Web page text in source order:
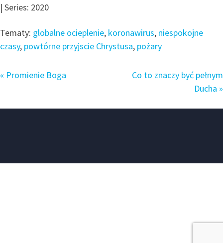
| Series: 2020
Tematy: globalne ocieplenie, koronawirus, niespokojne
czasy, powtórne przyjscie Chrystusa, pożary
« Promienie Boga
Co to znaczy być pełnym
Ducha »